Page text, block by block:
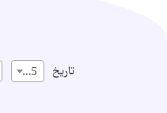
تاریخ 15